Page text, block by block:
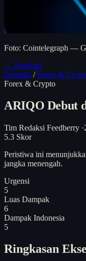
Foto: Cointelegraph —
← Kembali
Beranda / Forex &
Forex & Crypto
ARIQO Debut
Tim Redaksi Feedberry ·
5.3 Skor
Peristiwa ini
jangka menengah.
Urgensi
5
Luas Dampak
6
Dampak Indonesia
5
Ringkasan